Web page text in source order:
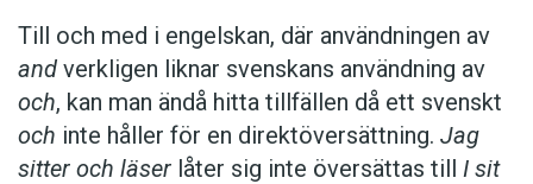
Till och med i engelskan, där användningen av
and verkligen liknar svenskans användning av
och, kan man ändå hitta tillfällen då ett svenskt
och inte håller för en direktöversättning. Jag
sitter och läser låter sig inte översättas till I sit